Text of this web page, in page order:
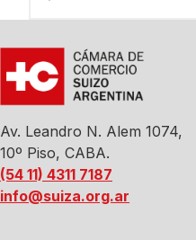
Av. Leandro N. Alem 1074,
10º Piso, CABA.
(54 11) 4311 7187
info@suiza.org.ar